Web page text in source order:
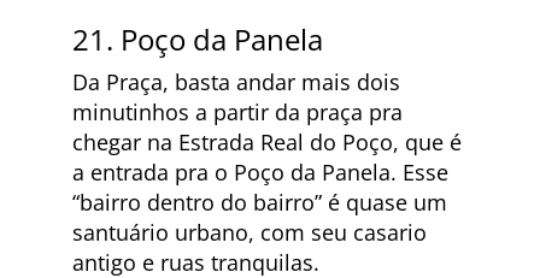
21. Poço da Panela
Da Praça, basta andar mais dois
minutinhos a partir da praça pra
chegar na Estrada Real do Poço, que é
a entrada pra o Poço da Panela. Esse
“bairro dentro do bairro” é quase um
santuário urbano, com seu casario
antigo e ruas tranquilas.